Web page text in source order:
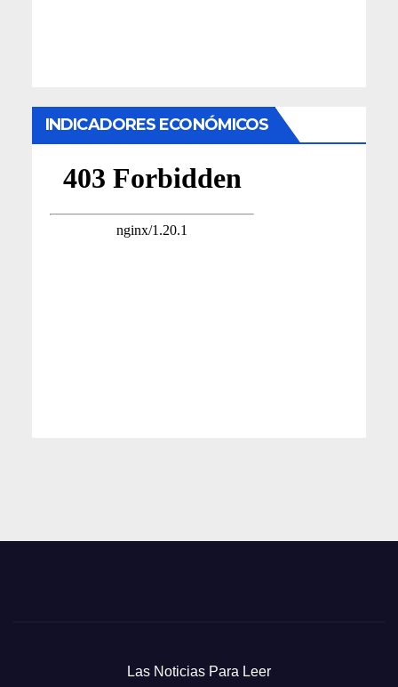
INDICADORES ECONÓMICOS
Las Noticias Para Leer